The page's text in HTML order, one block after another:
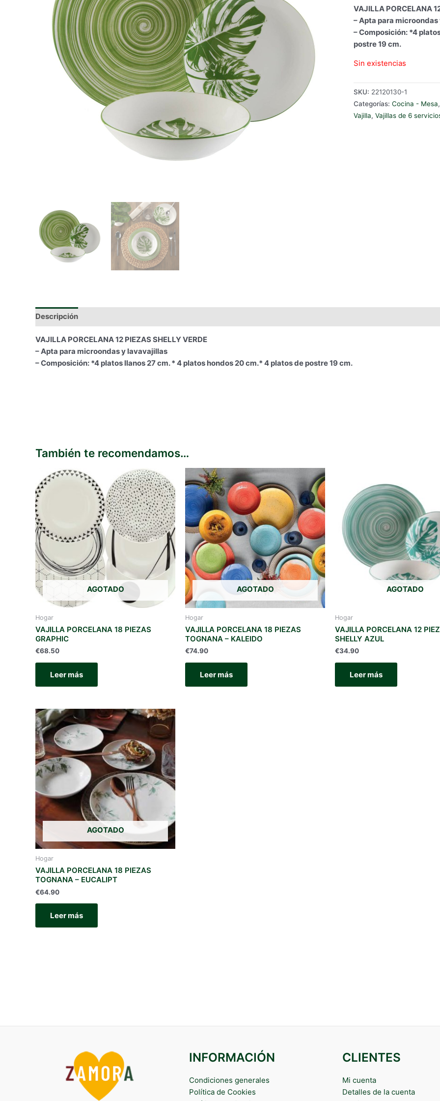
VAJILLA PORCELANA
– Apta para
– Composición: *4
postre 19 cm.
Sin existencias
SKU: 22120130-1
Categorías: Cocina - Mesa,
Vajilla, Vajillas de 6
Descripción
VAJILLA PORCELANA 12 PIEZAS SHELLY VERDE
– Apta para microondas y lavavajillas
– Composición: *4 platos llanos 27 cm. * 4 platos hondos 20 cm.* 4 platos de postre 19 cm.
También te recomendamos…
AGOTADO
Hogar
VAJILLA PORCELANA 18 PIEZAS
GRAPHIC
€68.50
Leer más
AGOTADO
Hogar
VAJILLA PORCELANA 18 PIEZAS
TOGNANA – KALEIDO
€74.90
Leer más
AGOTADO
Hogar
VAJILLA PORCELANA 12
SHELLY AZUL
€34.90
Leer más
AGOTADO
Hogar
VAJILLA PORCELANA 18 PIEZAS
TOGNANA – EUCALIPT
€64.90
Leer más
INFORMACIÓN
Condiciones generales
Política de Cookies
CLIENTES
Mi cuenta
Detalles de la cuenta